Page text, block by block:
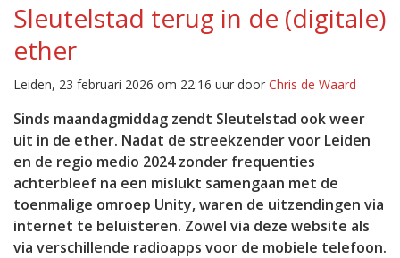
Sleutelstad terug in de (digitale)
ether
Leiden, 23 februari 2026 om 22:16 uur door Chris de Waard
Sinds maandagmiddag zendt Sleutelstad ook weer
uit in de ether. Nadat de streekzender voor Leiden
en de regio medio 2024 zonder frequenties
achterbleef na een mislukt samengaan met de
toenmalige omroep Unity, waren de uitzendingen via
internet te beluisteren. Zowel via deze website als
via verschillende radioapps voor de mobiele telefoon.